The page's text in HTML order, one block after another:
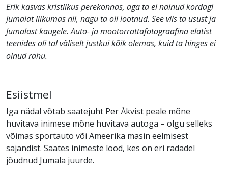
Erik kasvas kristlikus perekonnas, aga ta ei näinud kordagi
Jumalat liikumas nii, nagu ta oli lootnud. See viis ta usust ja
Jumalast kaugele. Auto- ja mootorrattafotograafina elatist
teenides oli tal väliselt justkui kõik olemas, kuid ta hinges ei
olnud rahu.
Esiistmel
Iga nädal võtab saatejuht Per Åkvist peale mõne
huvitava inimese mõne huvitava autoga – olgu selleks
võimas sportauto või Ameerika masin eelmisest
sajandist. Saates inimeste lood, kes on eri radadel
jõudnud Jumala juurde.